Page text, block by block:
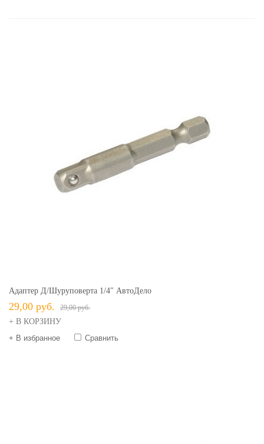
Адаптер Д/шуруповерта 1/4" АвтоДело
29,00 руб. 29,00 руб.
+ В КОРЗИНУ
+ В избранное
Сравнить